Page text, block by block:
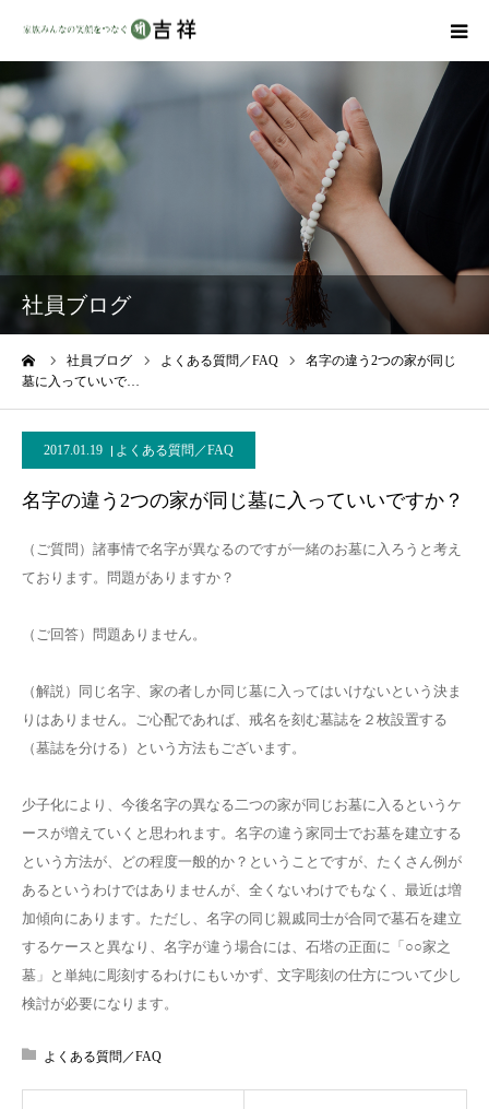
社員ブログ
社員ブログ よくある質問／FAQ
名字の違う2つの家が同じ
墓に入っていいで…
2017.01.19 よくある質問／FAQ
名字の違う2つの家が同じ墓に入っていいですか？
（ご質問）諸事情で名字が異なるのですが一緒のお墓に入ろうと考え
ております。問題がありますか？
（ご回答）問題ありません。
（解説）同じ名字、家の者しか同じ墓に入ってはいけないという決ま
りはありません。ご心配であれば、戒名を刻む墓誌を２枚設置する
（墓誌を分ける）という方法もございます。
少子化により、今後名字の異なる二つの家が同じお墓に入るというケ
ースが増えていくと思われます。名字の違う家同士でお墓を建立する
という方法が、どの程度一般的か？ということですが、たくさん例が
あるというわけではありませんが、全くないわけでもなく、最近は増
加傾向にあります。ただし、名字の同じ親戚同士が合同で墓石を建立
するケースと異なり、名字が違う場合には、石塔の正面に「○○家之
墓」と単純に彫刻するわけにもいかず、文字彫刻の仕方について少し
検討が必要になります。
よくある質問／FAQ
商品ラインナップ
墓地・霊園を探す
吉祥の特徴